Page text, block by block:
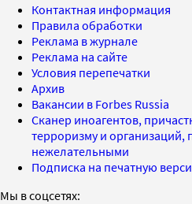
Контактная информация
Правила обработки
Реклама в журнале
Реклама на сайте
Условия перепечатки
Архив
Вакансии в Forbes Russia
Сканер иноагентов,
терроризму и организаций,
нежелательными
Подписка на печатную
Мы в соцсетях: